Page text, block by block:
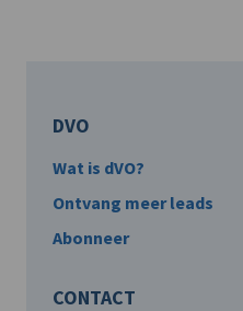
DVO
Wat is dVO?
Ontvang meer leads
Abonneer
CONTACT